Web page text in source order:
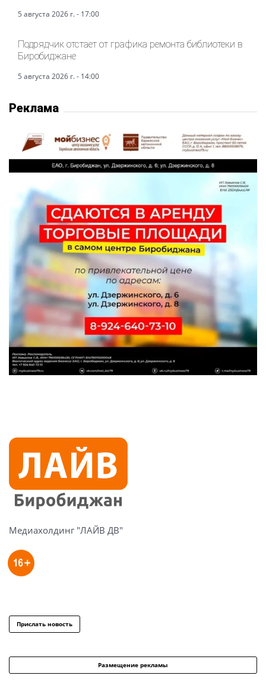
5 августа 2026 г. - 17:00
Подрядчик отстает от графика ремонта библиотеки в
Биробиджане
5 августа 2026 г. - 14:00
Реклама
Медиахолдинг "ЛАЙВ ДВ"
Прислать новость
Размещение рекламы